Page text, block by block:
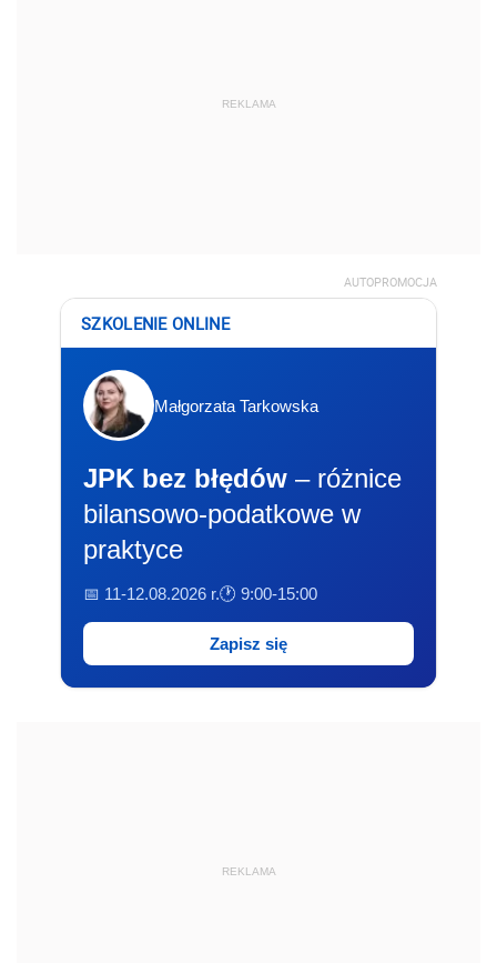
REKLAMA
AUTOPROMOCJA
SZKOLENIE ONLINE
Małgorzata Tarkowska
JPK bez błędów – różnice
bilansowo-podatkowe w
praktyce
📅 11-12.08.2026 r.🕐 9:00-15:00
Zapisz się
REKLAMA